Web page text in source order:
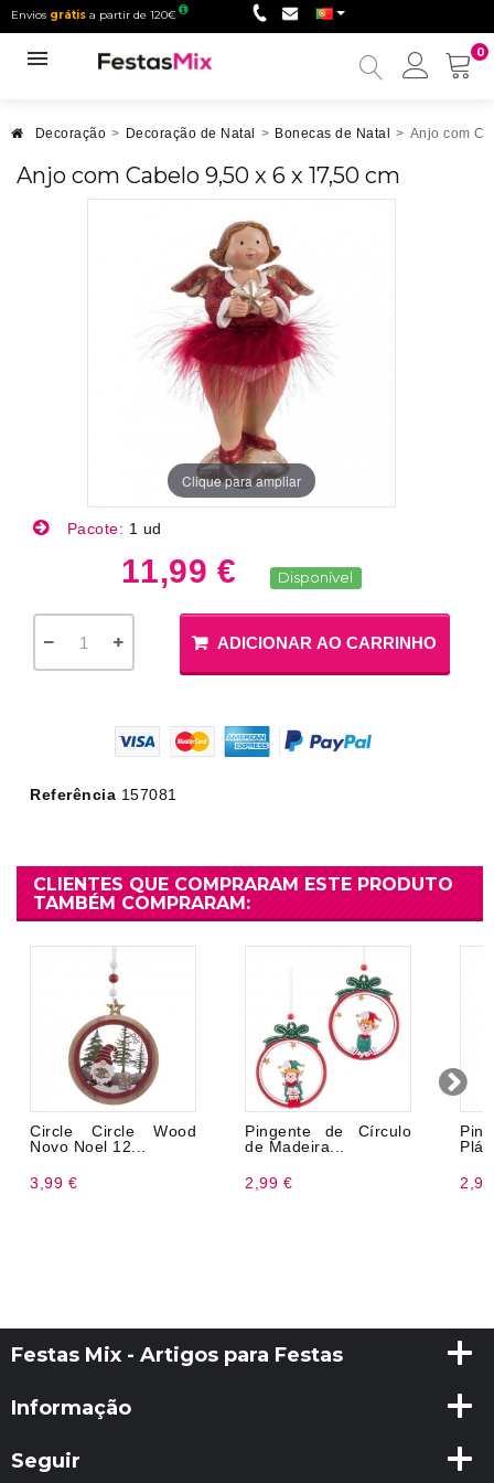
Envios grátis a partir de 120€
0
Minha
Decoração > Decoração de Natal > Bonecas de Natal > Anjo com
Anjo com Cabelo 9,50 x 6 x 17,50 cm
Clique para ampliar
Pacote: 1 ud
11,99 € Disponível
ADICIONAR AO CARRINHO
Referência 157081
CLIENTES QUE COMPRARAM ESTE PRODUTO
TAMBÉM COMPRARAM:
Circle Circle Wood
Novo Noel 12...
3,99 €
Pingente de Círculo
de Madeira...
2,99 €
Festas Mix - Artigos para Festas
Informação
Seguir